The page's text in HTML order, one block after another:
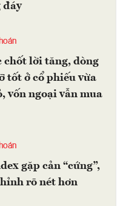
đáy
chốt lời tăng, dòng
tốt ở cổ phiếu vừa
vốn ngoại vẫn mua
gặp cản “cứng”,
rõ nét hơn